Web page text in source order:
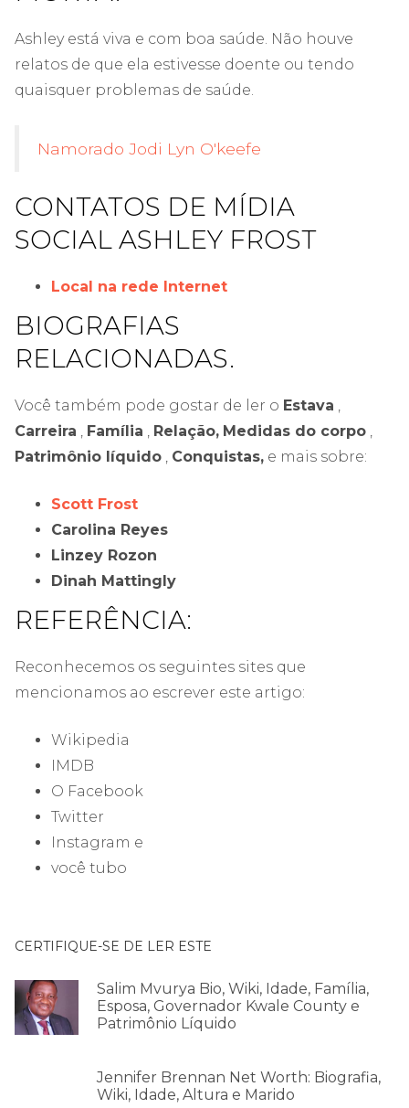
Ashley está viva e com boa saúde. Não houve
relatos de que ela estivesse doente ou tendo
quaisquer problemas de saúde.
Namorado Jodi Lyn O'keefe
CONTATOS DE MÍDIA
SOCIAL ASHLEY FROST
Local na rede Internet
BIOGRAFIAS
RELACIONADAS.
Você também pode gostar de ler o Estava
Carreira
Família Relação, Medidas do corpo
Patrimônio líquido
Conquistas, e mais sobre:
Scott Frost
Carolina Reyes
Linzey Rozon
Dinah Mattingly
REFERÊNCIA:
Reconhecemos os seguintes sites que
mencionamos ao escrever este artigo:
Wikipedia
IMDB
O Facebook
Twitter
Instagram e
você tubo
CERTIFIQUE-SE DE LER ESTE
Salim Mvurya Bio, Wiki, Idade, Família,
Esposa, Governador Kwale County e
Patrimônio Líquido
Jennifer Brennan Net Worth: Biografia,
Wiki, Idade, Altura e Marido